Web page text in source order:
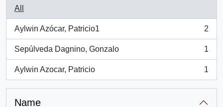
All
Aylwin Azócar, Patricio1
, 2 results
2
Sepúlveda Dagnino, Gonzalo
, 1 results
1
Aylwin Azocar, Patricio
, 1 results
1
Name